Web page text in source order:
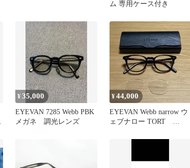
ム 専用ケース付き
¥35,000
EYEVAN 7285 Webb PBK
メガネ 調光レンズ
¥44,000
EYEVAN Webb narrow ウ
ェブナロー TORT